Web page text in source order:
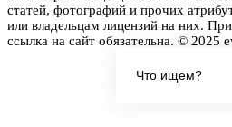
статей, фотографий и прочих
или владельцам лицензий на них.
ссылка на сайт обязательна. © 2025